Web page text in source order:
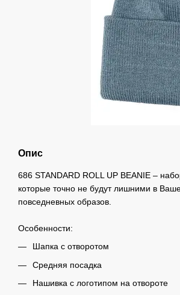
Опис
686 STANDARD ROLL UP BEANIE –
которые точно не будут лишними в
повседневных образов.
Особенности:
Шапка с отворотом
Средняя посадка
Нашивка с логотипом на отвороте